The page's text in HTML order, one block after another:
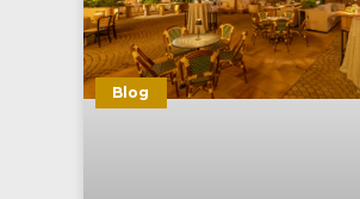
Blog